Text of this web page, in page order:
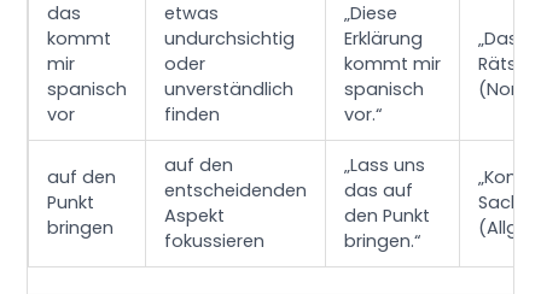
das
kommt
mir
spanisch
vor
etwas
undurchsichtig
oder
unverständlich
finden
„Diese
Erklärung
kommt mir
spanisch
vor.“
„Das
auf den
Punkt
bringen
auf den
entscheidenden
Aspekt
fokussieren
„Lass uns
das auf
den Punkt
bringen.“